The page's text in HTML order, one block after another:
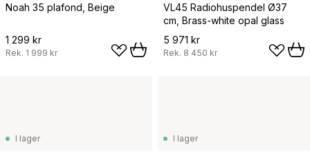
Noah 35 plafond, Beige
1 299 kr
Rek. 1 999 kr
VL45 Radiohuspendel Ø37
cm, Brass-white opal glass
5 971 kr
Rek. 8 450 kr
I lager I lager